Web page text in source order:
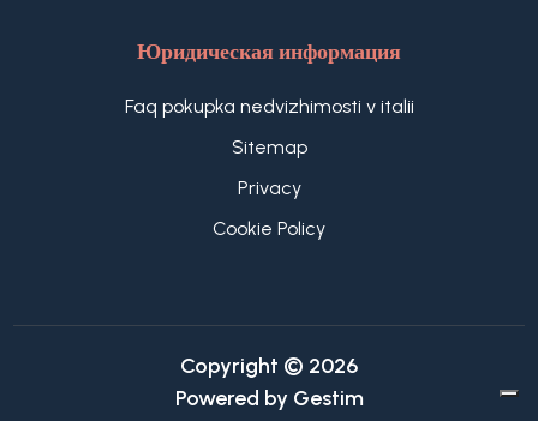
Юридическая информация
Faq pokupka nedvizhimosti v italii
Sitemap
Privacy
Cookie Policy
Copyright © 2026
Powered by Gestim